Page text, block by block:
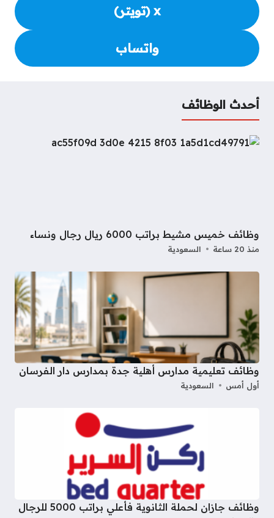
x (تويتر)
واتساب
أحدث الوظائف
وظائف خميس مشيط براتب 6000 ريال رجال ونساء
منذ 20 ساعة السعودية
وظائف تعليمية مدارس أهلية جدة بمدارس دار الفرسان
أول أمس السعودية
وظائف جازان لحملة الثانوية فأعلي براتب 5000 للرجال